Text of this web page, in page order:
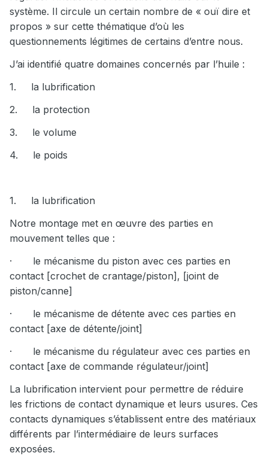
frottement piston forte (dont je parlerais un peu plus tard);
dans la phase de chargement/armement à la vu de la
vitesse d’exécution, il n'y a aucune impacte possible liée au
transfert (flux gaz); des surfaces matériel imparfaites.
application de ce coefficient, notre exemple choisi = 0,7 en
26,15daN, cela donne:
P (pression musculaire en bar à appliquer au départ
musculaire chargeur en cm²) * TCdc]
de laquelle je pourrais (P+x) mettre en mouvement
Soit force musculaire exercée 4,12 * 9,063 = 37,34 daN
application de ce coefficient, notre exemple choisi = 0,7 à
l'armement la force à compenser est de 30,71daN, cela
P (pression musculaire en bar à appliquer pour armer) = FU
(force en daN) / [Sch (surface d’appuis musculaire
chargeur en cm²) * TCdc]
P (pression musculaire en bar à appliquer pour armer) = FU
partir de laquelle je pourrais (P+contrainte crantage) armer
Soit force musculaire exercée 4,84 * 9,063 = 43,86 daN
système. Il circule un certain nombre de « ouï dire et
propos » sur cette thématique d’où les
questionnements légitimes de certains d’entre nous.
J’ai identifié quatre domaines concernés par l’huile :
1.
la lubrification
2.
la protection
3.
le volume
4.
le poids
1.
la lubrification
Notre montage met en œuvre des parties en
mouvement telles que :
·
le mécanisme du piston avec ces parties en
contact [crochet de crantage/piston], [joint de
piston/canne]
·
le mécanisme de détente avec ces parties en
contact [axe de détente/joint]
·
le mécanisme du régulateur avec ces parties en
contact [axe de commande régulateur/joint]
La lubrification intervient pour permettre de réduire
les frictions de contact dynamique et leurs usures. Ces
contacts dynamiques s’établissent entre des matériaux
différents par l’intermédiaire de leurs surfaces
exposées.